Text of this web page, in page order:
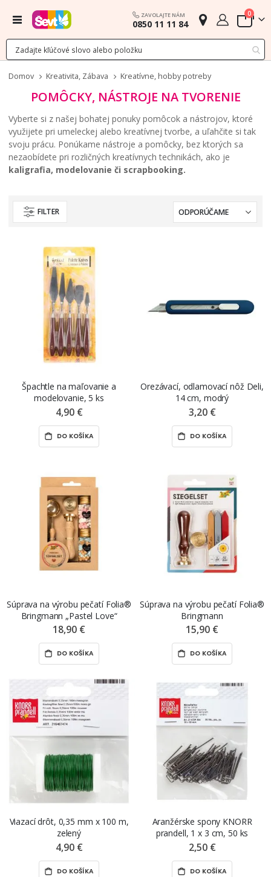
Menu ZAVOLAJTE NÁM
0850 11 11 84 Cart
0
Domov Kreativita, Zábava Kreatívne, hobby potreby
POMÔCKY, NÁSTROJE NA TVORENIE
Vyberte si z našej bohatej ponuky pomôcok a nástrojov, ktoré
využijete pri umeleckej alebo kreatívnej tvorbe, a uľahčite si tak
svoju prácu. Ponúkame nástroje a pomôcky, bez ktorých sa
nezaobídete pri rozličných kreatívnych technikách, ako je
kaligrafia, modelovanie či scrapbooking.
FILTER
Špachtle na maľovanie a
modelovanie, 5 ks
4,90 €
DO KOŠÍKA
Orezávací, odlamovací nôž Deli,
14 cm, modrý
3,20 €
DO KOŠÍKA
Súprava na výrobu pečatí Folia®
Bringmann „Pastel Love“
18,90 €
DO KOŠÍKA
Súprava na výrobu pečatí Folia®
Bringmann
15,90 €
DO KOŠÍKA
Viazací drôt, 0,35 mm x 100 m,
zelený
4,90 €
DO KOŠÍKA
Aranžérske spony KNORR
prandell, 1 x 3 cm, 50 ks
2,50 €
DO KOŠÍKA